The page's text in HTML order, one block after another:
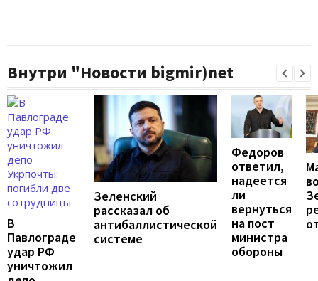
Внутри "Новости bigmir)net
В
Павлограде
удар РФ
уничтожил
Зеленский
рассказал об
антибаллистической
системе
Федоров
ответил,
надеется
ли
вернуться
на пост
министра
обороны